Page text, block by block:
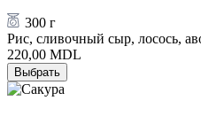
300 г
Рис, сливочный сыр, лосось,
220,00 MDL
Выбрать